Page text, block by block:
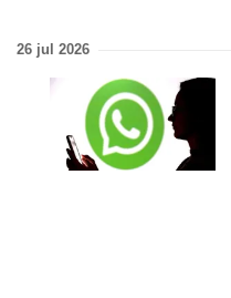
26 jul 2026